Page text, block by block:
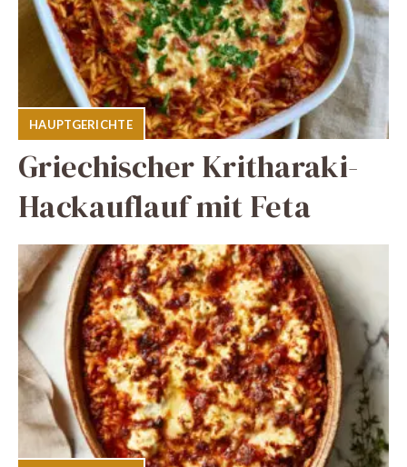
HAUPTGERICHTE
Griechischer Kritharaki-
Hackauflauf mit Feta